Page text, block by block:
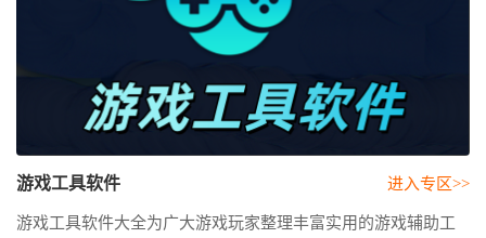
游戏工具软件
游戏工具软件大全为广大游戏玩家整理丰富实用的游戏辅助工
进入专区>>